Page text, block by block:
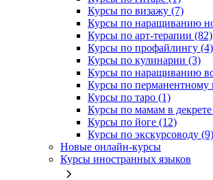
Курсы по визажу (7)
Курсы по наращиванию
Курсы по арт-терапии (82)
Курсы по профайлингу (4)
Курсы по кулинарии (3)
Курсы по наращиванию
Курсы по перманентному
Курсы по таро (1)
Курсы по мамам в
Курсы по йоге (12)
Курсы по экскурсоводу (9)
Новые онлайн‑курсы
Курсы иностранных языков